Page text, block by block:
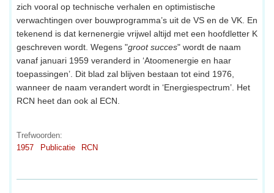
zich vooral op technische verhalen en optimistische
verwachtingen over bouwprogramma’s uit de VS en de VK. En
tekenend is dat kernenergie vrijwel altijd met een hoofdletter K
geschreven wordt. Wegens "groot succes" wordt de naam
vanaf januari 1959 veranderd in ‘Atoomenergie en haar
toepassingen’. Dit blad zal blijven bestaan tot eind 1976,
wanneer de naam verandert wordt in ‘Energiespectrum’. Het
RCN heet dan ook al ECN.
Trefwoorden:
1957
Publicatie RCN